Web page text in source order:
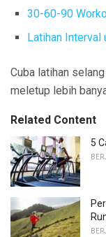
30-60-90
Latihan Interval
Cuba latihan
meletup lebih
Related Content
5